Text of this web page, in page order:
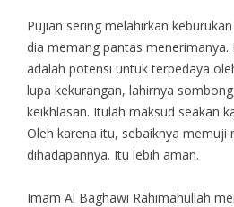
Pujian sering melahirkan
dia memang pantas
adalah potensi untuk terpedaya
lupa kekurangan, lahirnya
keikhlasan. Itulah maksud seakan
Oleh karena itu, sebaiknya memuji
dihadapannya. Itu lebih aman.
Imam Al Baghawi Rahimahullah